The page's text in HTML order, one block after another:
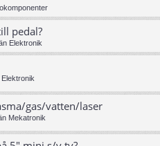
pedal?
Elektronik
Elektronik
gas/vatten/laser
Mekatronik